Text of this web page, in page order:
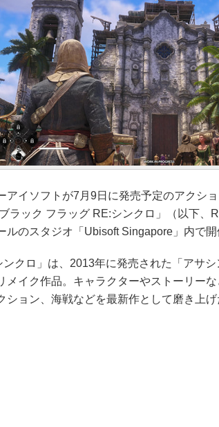
イソフトが7月9日に発売予定のアクシ
ラック フラッグ RE:シンクロ」（以下、
ルのスタジオ「Ubisoft Singapore」内で開
クロ」は、2013年に発売された「アサシ
メイク作品。キャラクターやストーリー
ション、海戦などを最新作として磨き上げ